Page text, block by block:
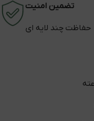
تضمین امنیت
حفاظت چند لایه ای